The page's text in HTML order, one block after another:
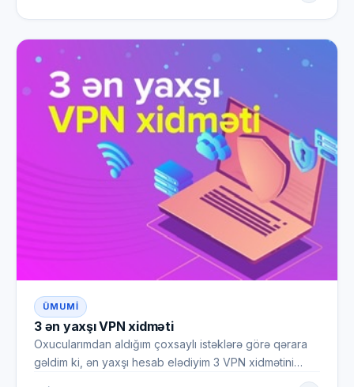
ÜMUMI
3 ən yaxşı VPN xidməti
Oxucularımdan aldığım çoxsaylı istəklərə görə qərara
gəldim ki, ən yaxşı hesab elədiyim 3 VPN xidmətini